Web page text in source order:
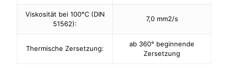
Viskosität bei 100°C (DIN
51562):
7,0 mm2/s
Thermische Zersetzung:
ab 360° beginnende
Zersetzung